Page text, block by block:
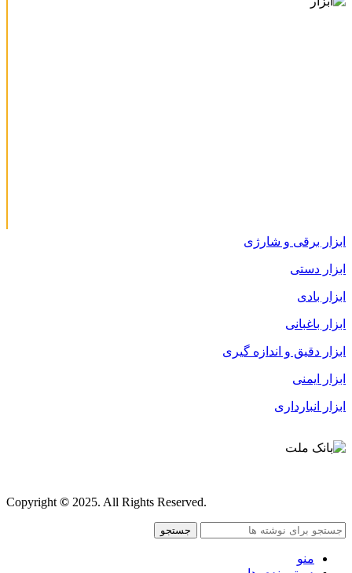
ابزار برقی و شارژی
ابزار دستی
ابزار بادی
ابزار باغبانی
ابزار دقیق و اندازه گیری
ابزار ایمنی
ابزار انبارداری
Copyright© 2025. All Rights Reserved.
جستجو
منو